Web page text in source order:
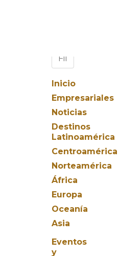
Inicio
Empresariales
Noticias
Destinos
Latinoamérica
Centroamérica
Norteamérica
África
Europa
Oceanía
Asia
Eventos
y